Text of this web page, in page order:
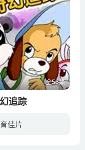
全56集
追踪
佳片